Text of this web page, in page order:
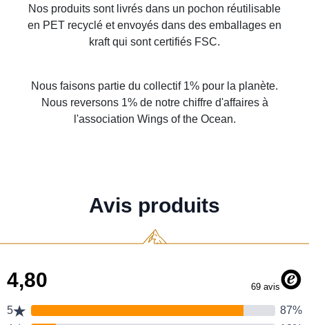
Nos produits sont livrés dans un pochon réutilisable
en PET recyclé et envoyés dans des emballages en
kraft qui sont certifiés FSC.
Nous faisons partie du collectif 1% pour la planète.
Nous reversons 1% de notre chiffre d'affaires à
l'association Wings of the Ocean.
Avis produits